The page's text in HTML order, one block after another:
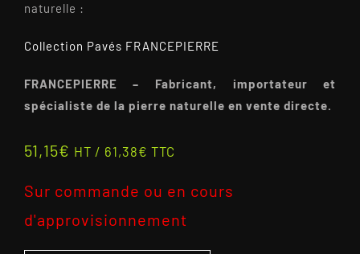
naturelle :
Collection Pavés FRANCEPIERRE
FRANCEPIERRE – Fabricant, importateur et
spécialiste de la pierre naturelle en vente directe.
51,15€ HT / 61,38€ TTC
Sur commande ou en cours
d'approvisionnement